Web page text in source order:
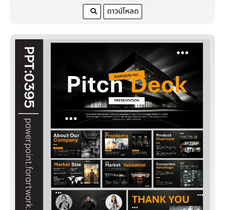
ดาวน์โหลด